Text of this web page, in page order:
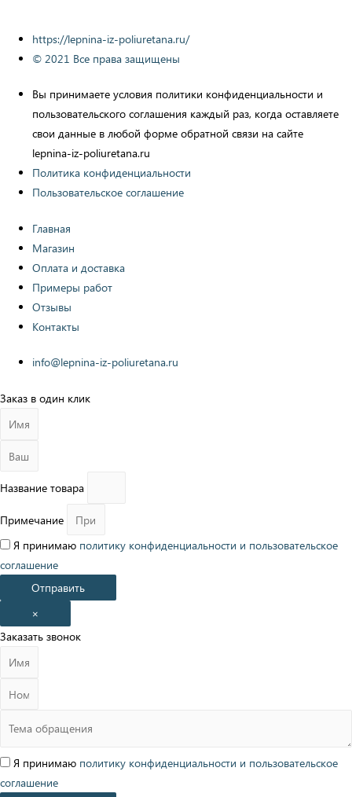
https://lepnina-iz-poliuretana.ru/
© 2021 Все права защищены
Вы принимаете условия политики конфиденциальности и
пользовательского соглашения каждый раз, когда оставляете
свои данные в любой форме обратной связи на сайте
lepnina-iz-poliuretana.ru
Политика конфиденциальности
Пользовательское соглашение
Главная
Магазин
Оплата и доставка
Примеры работ
Отзывы
Контакты
info@lepnina-iz-poliuretana.ru
Заказ в один клик
Название товара
Примечание
Я принимаю политику конфиденциальности и пользовательское
соглашение
Отправить
×
Заказать звонок
Я принимаю политику конфиденциальности и пользовательское
соглашение